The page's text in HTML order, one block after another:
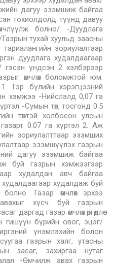
дагуу эзэмшиж байгаа
тохиолдолд түүнд давуу
болно/ -Дуудлага
тухай хуульд заасны
зориулалтаар
дуудлага худалдаагаар
үндсэн 2 хэлбэрээр
өмчлөх боломжтой юм.
Гэр бүлийн хэрэгцээний
хэмжээ -Нийслэлд 0,07 га
-Сумын төв, тосгонд 0.5
төвтэй холбосон улсын
0.07 га хүртэл 2. Аж
зориулалттаар эзэмших
эзэмшүүлэх газрын
дагуу эзэмшиж байгаа
буй газрын хэмжээгээр
худалдан авч байгаа
худалдаж буй
Газар өмчлөх эрхээ
хүсч буй газрын
даргад газар өмчлөх өргөдлөө
гишүүн бүрийн овог, эцэг/
үнэмлэхийн болон
газрын хаяг, утасны
засаг, захиргаа нутаг
-Өмчилж авах газрын